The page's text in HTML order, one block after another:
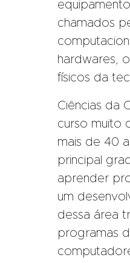
chamados
hardwares,
físicos da
Ciências da
curso muito
mais de 40
principal
aprender
um
dessa área
programas